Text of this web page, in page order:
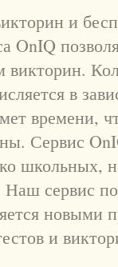
и
OnIQ
в
времени,
Сервис
школьных,
Наш сервис
и